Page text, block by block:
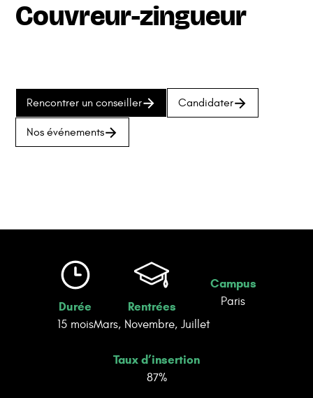
Couvreur-zingueur
Rencontrer un conseiller Candidater
Nos événements
Durée
15 mois
Rentrées
Mars, Novembre, Juillet
Campus
Paris
Taux d’insertion
87%